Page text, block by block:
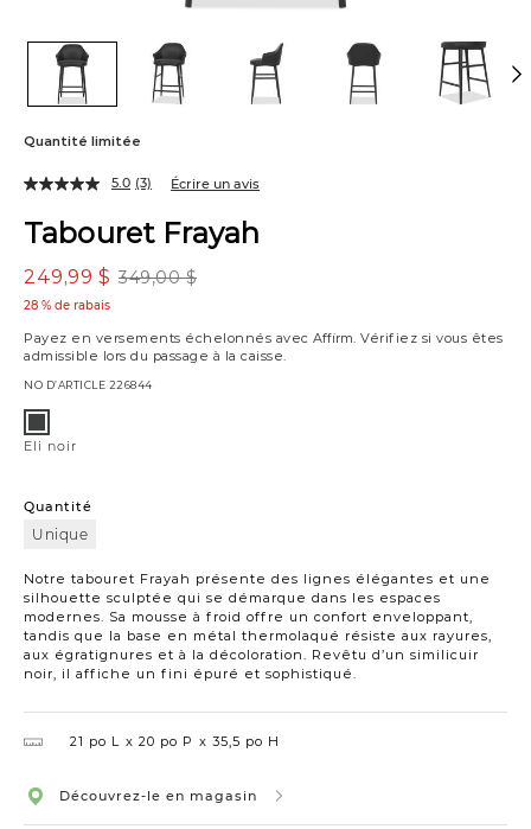
Quantité limitée
Tabouret Frayah
349,00 $
249,99 $
28 % de rabais
Payez en versements échelonnés avec Affirm. Vérifiez si vous êtes
admissible lors du passage à la caisse.
NO D’ARTICLE 226844
Notre tabouret Frayah présente des lignes élégantes et une
silhouette sculptée qui se démarque dans les espaces
modernes. Sa mousse à froid offre un confort enveloppant,
tandis que la base en métal thermolaqué résiste aux rayures,
aux égratignures et à la décoloration. Revêtu d’un similicuir
noir, il affiche un fini épuré et sophistiqué.
5.0 (3) Écrire un avis
Variations
noir
Eli noir
Quantité
Unique
21 po L 20 po P 35,5 po H
Découvrez-le en magasin